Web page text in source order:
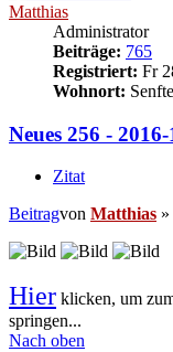
Matthias
Administrator
Beiträge: 765
Registriert: Fr
Wohnort:
Neues 256 - 2016-
Zitat
Beitragvon Matthias »
Hier klicken, um
springen...
Nach oben